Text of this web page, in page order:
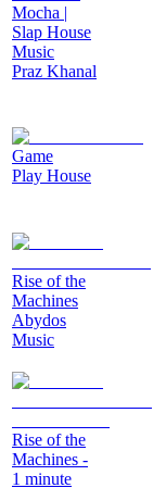
Mocha |
Slap House
Music
Praz Khanal
Game
Play House
Rise of the
Machines
Abydos
Music
Rise of the
Machines -
1 minute